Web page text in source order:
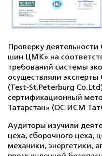
Проверку
шин ЦМК» на
требований системы
осуществляли
(Test-St.Peterburg
сертификационный
Татарстан» (ОС ИСМ
Аудиторы изучили
цеха, сборочного цеха,
механики, энергетики,